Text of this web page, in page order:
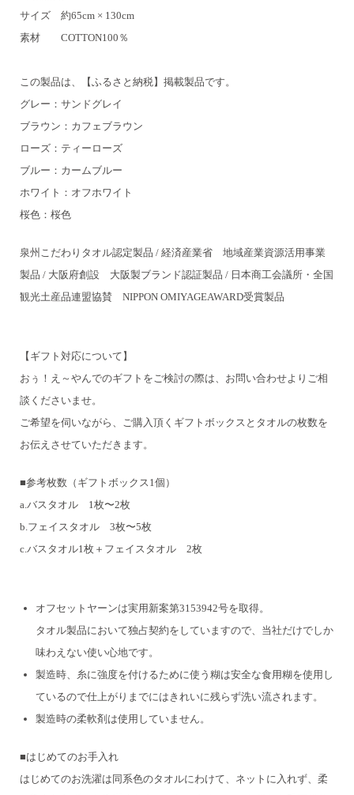
サイズ 約65cm × 130cm
素材 COTTON100％
この製品は、【ふるさと納税】掲載製品です。
グレー：サンドグレイ
ブラウン：カフェブラウン
ローズ：ティーローズ
ブルー：カームブルー
ホワイト：オフホワイト
桜色：桜色
泉州こだわりタオル認定製品 / 経済産業省 地域産業資源活用事業
製品 / 大阪府創設 大阪製ブランド認証製品 / 日本商工会議所・全国
観光土産品連盟協賛 NIPPON OMIYAGEAWARD受賞製品
【ギフト対応について】
おぅ！え～やんでのギフトをご検討の際は、お問い合わせよりご相
談くださいませ。
ご希望を伺いながら、ご購入頂くギフトボックスとタオルの枚数を
お伝えさせていただきます。
■参考枚数（ギフトボックス1個）
a.バスタオル 1枚〜2枚
b.フェイスタオル 3枚〜5枚
c.バスタオル1枚＋フェイスタオル 2枚
オフセットヤーンは実用新案第3153942号を取得。
タオル製品において独占契約をしていますので、当社だけでしか
味わえない使い心地です。
製造時、糸に強度を付けるために使う糊は安全な食用糊を使用し
ているので仕上がりまでにはきれいに残らず洗い流されます。
製造時の柔軟剤は使用していません。
■はじめてのお手入れ
はじめてのお洗濯は同系色のタオルにわけて、ネットに入れず、柔